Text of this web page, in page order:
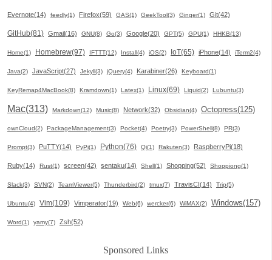
Evernote(14) feedly(1) Firefox(59) GAS(1) GeekTool(3) Ginger(1) Git(42)
GitHub(81) Gmail(16) GNU(8) Go(3) Google(20) GPT(5) GPU(1) HHKB(13)
Home(1) Homebrew(97) IFTTT(12) Install(4) iOS(2) IoT(65) iPhone(14) iTerm2(4)
Java(2) JavaScript(27) Jekyll(3) jQuery(4) Karabiner(26) Keyboard(1)
KeyRemap4MacBook(8) Kramdown(1) Latex(1) Linux(69) Liquid(2) Lubuntu(3)
Mac(313) Markdown(12) Music(8) Network(32) Obsidian(4) Octopress(125)
ownCloud(2) PackageManagement(3) Pocket(4) Poetry(3) PowerShell(8) PR(3)
Prompt(3) PuTTY(14) PyPi(1) Python(76) Qi(1) Rakuten(3) RaspberryPi(18)
Ruby(14) Rust(1) screen(42) sentaku(14) Shell(1) Shopping(52) Shoppiong(1)
Slack(3) SVN(2) TeamViewer(5) Thunderbird(2) tmux(7) TravisCI(14) Trip(5)
Ubuntu(4) Vim(109) Vimperator(19) Web(6) wercker(6) WiMAX(2) Windows(157)
Word(1) yamy(7) Zsh(52)
Sponsored Links